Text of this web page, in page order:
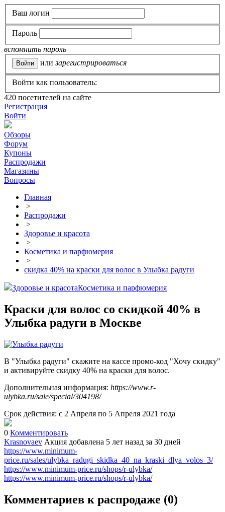
Ваш логин
Пароль
вспомнить пароль
или зарегистрироваться
Войти как пользователь:
420 посетителей на сайте
Регистрация
Войти
Обзоры
Форум
Купоны
Распродажи
Магазины
Вопросы
Главная
>
Распродажи
>
Здоровье и красота
>
Косметика и парфюмерия
>
скидка 40% на краски для волос в Улыбка радуги
Здоровье и красотаКосметика и парфюмерия
Краски для волос со скидкой 40% в
Улыбка радуги в Москве
В "Улыбка радуги" скажите на кассе промо-код "Хочу скидку"
и активируйте скидку 40% на краски для волос.
Дополнительная информация: https://www.r-
ulybka.ru/sale/special/304198/
Срок действия: с 2 Апреля по 5 Апреля 2021 года
0 Комментировать
Krasnovaev Акция добавлена 5 лет назад за 30 дней
https://www.minimum-
price.ru/sales/ulybka_radugi_skidka_40_na_kraski_dlya_volos_3/
https://www.minimum-price.ru/shops/r-ulybka/
https://www.minimum-price.ru/shops/r-ulybka/
Комментариев к распродаже (0)